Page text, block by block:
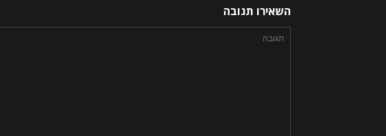
השאירו תגובה